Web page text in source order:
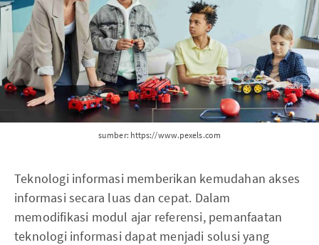
sumber: https://www.pexels.com
Teknologi informasi memberikan kemudahan akses
informasi secara luas dan cepat. Dalam
memodifikasi modul ajar referensi, pemanfaatan
teknologi informasi dapat menjadi solusi yang